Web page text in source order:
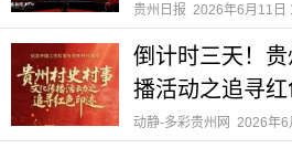
贵州日报 2026年6月11日
倒计时三天！
播活动之追寻
动静-多彩贵州网 2026年6